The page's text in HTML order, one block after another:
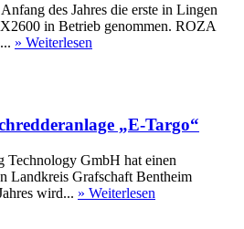
des Jahres die erste in Lingen
in Betrieb genommen. ROZA
» Weiterlesen
„E-Targo“
Technology GmbH hat einen
Landkreis Grafschaft Bentheim
wird... » Weiterlesen